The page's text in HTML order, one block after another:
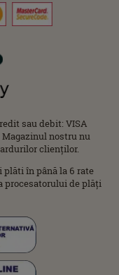
sau debit: VISA
nostru nu
clienților.
în până la 6 rate
procesatorului de plăți